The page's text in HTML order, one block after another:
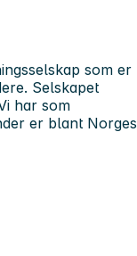
som er
Selskapet
har som
er blant Norges